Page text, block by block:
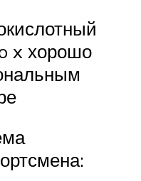
x хорошо